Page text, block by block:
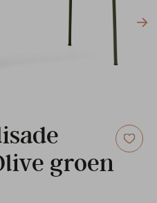
groen